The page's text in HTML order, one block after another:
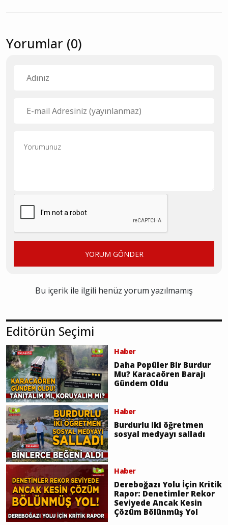
Yorumlar (0)
YORUM GÖNDER
Bu içerik ile ilgili henüz yorum yazılmamış
Editörün Seçimi
Haber
Daha Popüler Bir Burdur
Mu? Karacaören Barajı
Gündem Oldu
Haber
Burdurlu iki öğretmen
sosyal medyayı salladı
Haber
Dereboğazı Yolu İçin Kritik
Rapor: Denetimler Rekor
Seviyede Ancak Kesin
Çözüm Bölünmüş Yol